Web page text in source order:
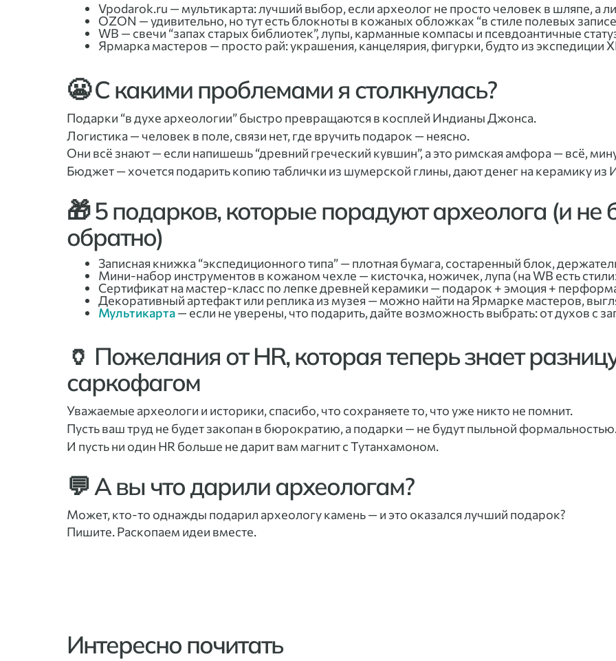
Vpodarok.ru — мультикарта: лучший выбор, если археолог не просто человек в шляпе, а
OZON — удивительно, но тут есть блокноты в кожаных обложках “в стиле полевых
WB — свечи “запах старых библиотек”, лупы, карманные компасы и псевдоантичные
Ярмарка мастеров — просто рай: украшения, канцелярия, фигурки, будто из экспедиции
😬 С какими проблемами я столкнулась?
Подарки “в духе археологии” быстро превращаются в косплей Индианы Джонса.
Логистика — человек в поле, связи нет, где вручить подарок — неясно.
Они всё знают — если напишешь “древний греческий кувшин”, а это римская амфора — всё,
Бюджет — хочется подарить копию таблички из шумерской глины, дают денег на керамику из
🎁 5 подарков, которые порадуют археолога (и не
обратно)
Записная книжка “экспедиционного типа” — плотная бумага, состаренный блок,
Мини-набор инструментов в кожаном чехле — кисточка, ножичек, лупа (на WB есть
Сертификат на мастер-класс по лепке древней керамики — подарок + эмоция +
Декоративный артефакт или реплика из музея — можно найти на Ярмарке мастеров,
Мультикарта— если не уверены, что подарить, дайте возможность выбрать: от духов с
🏺 Пожелания от HR, которая теперь знает
саркофагом
Уважаемые археологи и историки, спасибо, что сохраняете то, что уже никто не помнит.
Пусть ваш труд не будет закопан в бюрократию, а подарки — не будут пыльной
И пусть ни один HR больше не дарит вам магнит с Тутанхамоном.
💬 А вы что дарили археологам?
Может, кто-то однажды подарил археологу камень — и это оказался лучший подарок?
Пишите. Раскопаем идеи вместе.
Интересно почитать